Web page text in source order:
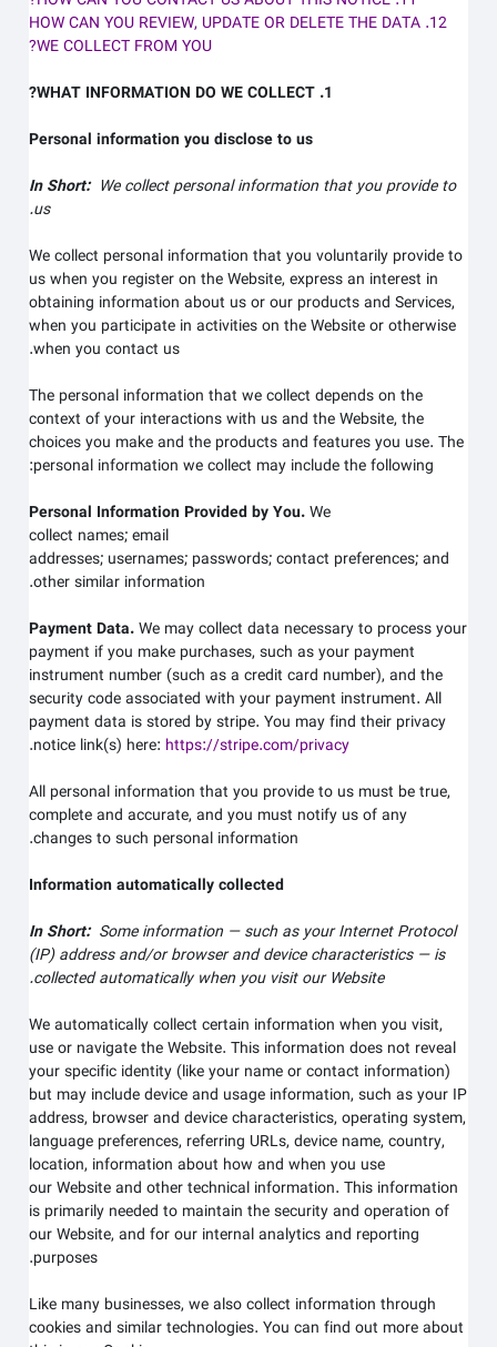
12. HOW CAN YOU REVIEW, UPDATE OR DELETE THE DATA
WE COLLECT FROM YOU?
Personal information you disclose to us
In Short:We collect personal information that you provide to
us.
We collect personal information that you voluntarily provide to
us when you register on theWebsite,express an interest in
obtaining information about us or our products and Services,
when you participate in activities on theWebsiteor otherwise
when you contact us.
The personal information that we collect depends on the
context of your interactions with us and theWebsite, the
choices you make and the products and features you use. The
personal information we collect may include the following:
Personal Information Provided by You.We
collectnames;email
addresses;usernames;passwords;contact preferences;and
other similar information.
Payment Data.We may collect data necessary to process your
payment if you make purchases, such as your payment
instrument number (such as a credit card number), and the
security code associated with your payment instrument. All
payment data is stored bystripe. You may find their privacy
notice link(s) here:https://stripe.com/privacy
.
All personal information that you provide to us must be true,
complete and accurate, and you must notify us of any
changes to such personal information.
Information automatically collected
In Short:Some information — such as your Internet Protocol
(IP) address and/or browser and device characteristics — is
collected automatically when you visit ourWebsite
.
We automatically collect certain information when you visit,
use or navigate theWebsite. This information does not reveal
your specific identity (like your name or contact information)
but may include device and usage information, such as your IP
address, browser and device characteristics, operating system,
language preferences, referring URLs, device name, country,
location, information about how and when you use
ourWebsiteand other technical information. This information
is primarily needed to maintain the security and operation of
ourWebsite, and for our internal analytics and reporting
purposes.
Like many businesses, we also collect information through
cookies and similar technologies. You can find out more about